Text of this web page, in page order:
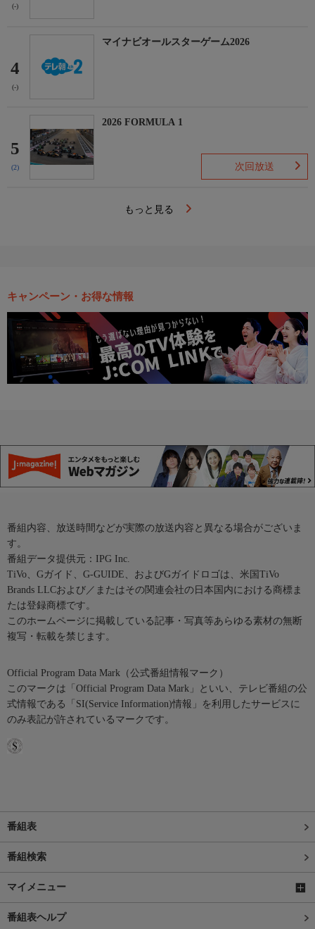
(-)
4
(-)
マイナビオールスターゲーム2026
5
(2)
2026 FORMULA 1
次回放送
もっと見る
キャンペーン・お得な情報
番組内容、放送時間などが実際の放送内容と異なる場合がございま
す。
番組データ提供元：IPG Inc.
TiVo、Gガイド、G-GUIDE、およびGガイドロゴは、米国TiVo
Brands LLCおよび／またはその関連会社の日本国内における商標ま
たは登録商標です。
このホームページに掲載している記事・写真等あらゆる素材の無断
複写・転載を禁じます。
Official Program Data Mark（公式番組情報マーク）
このマークは「Official Program Data Mark」といい、テレビ番組の公
式情報である「SI(Service Information)情報」を利用したサービスに
のみ表記が許されているマークです。
番組表
番組検索
マイメニュー
番組表ヘルプ